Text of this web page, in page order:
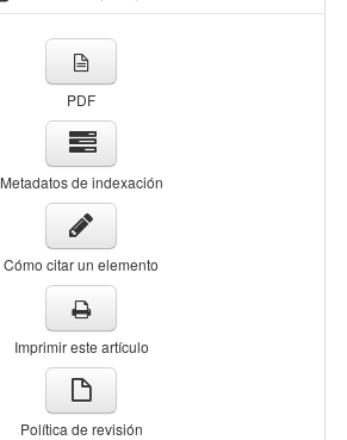
PDF
Metadatos de indexación
Cómo citar un elemento
Imprimir este artículo
Política de revisión